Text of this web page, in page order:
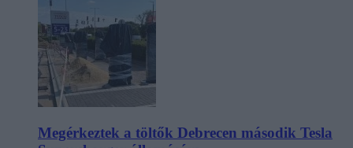
Megérkeztek a töltők Debrecen második Tesla